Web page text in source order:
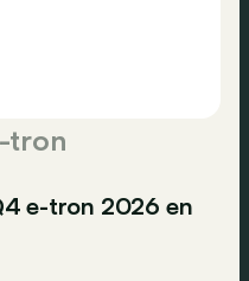
tron
e-tron 2026 en